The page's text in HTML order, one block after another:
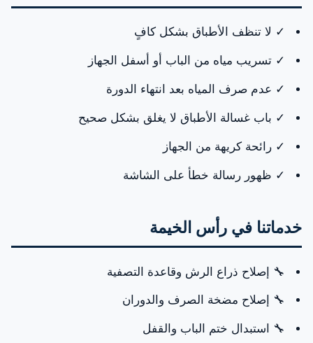
خدماتنا في رأس الخيمة
لماذا تختار الإمارات فيكس في رأس الخيمة؟
اتصل بنا الآن
✓ لا تنظف الأطباق بشكل كافٍ
✓ تسريب مياه من الباب أو أسفل الجهاز
✓ عدم صرف المياه بعد انتهاء الدورة
✓ باب غسالة الأطباق لا يغلق بشكل صحيح
✓ رائحة كريهة من الجهاز
✓ ظهور رسالة خطأ على الشاشة
خدماتنا في رأس الخيمة
🔧 إصلاح ذراع الرش وقاعدة التصفية
🔧 إصلاح مضخة الصرف والدوران
🔧 استبدال ختم الباب والقفل